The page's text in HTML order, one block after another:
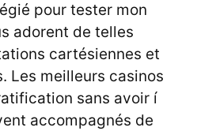
pour tester mon
adorent de telles
cartésiennes et
Les meilleurs casinos
sans avoir í
accompagnés de